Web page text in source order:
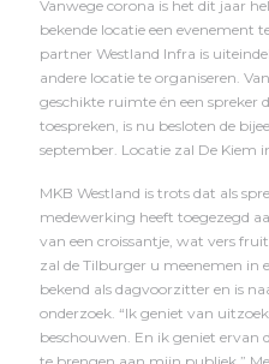
Vanwege corona is het dit jaar
bekende locatie een evenement
partner Westland Infra is
andere locatie te organiseren.
geschikte ruimte én een spreker
toespreken, is nu besloten de
september. Locatie zal De Kiem
MKB Westland is trots dat als
medewerking heeft toegezegd
van een croissantje, wat vers
zal de Tilburger u meenemen in
bekend als dagvoorzitter en is
onderzoek. “Ik geniet van
beschouwen. En ik geniet ervan